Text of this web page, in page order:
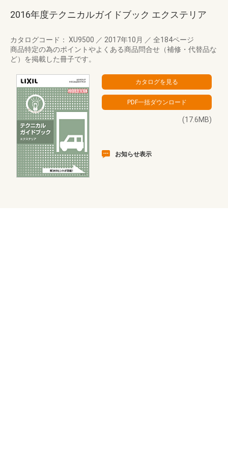
2016年度テクニカルガイドブック エクステリア
カタログコード： XU9500 ／ 2017年10月 ／ 全184ページ
商品特定の為のポイントやよくある商品問合せ（補修・代替品な
ど）を掲載した冊子です。
(17.6MB)
お知らせ表示